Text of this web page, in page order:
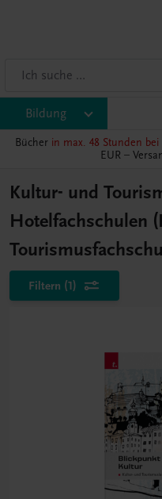
Bildung
Bücher in max. 48 Stunden
EUR –
Kultur- und
Hotelfachschulen
Filtern (1)